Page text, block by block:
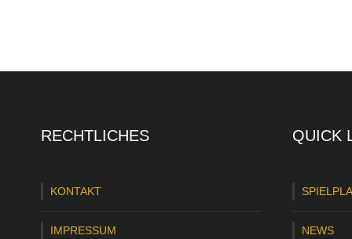
RECHTLICHES
KONTAKT
IMPRESSUM
QUICK
NEWS